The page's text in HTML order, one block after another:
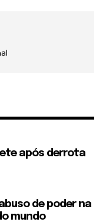
após derrota
de poder na
mundo